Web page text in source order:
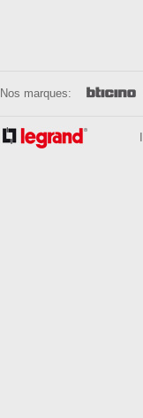
Nos marques: